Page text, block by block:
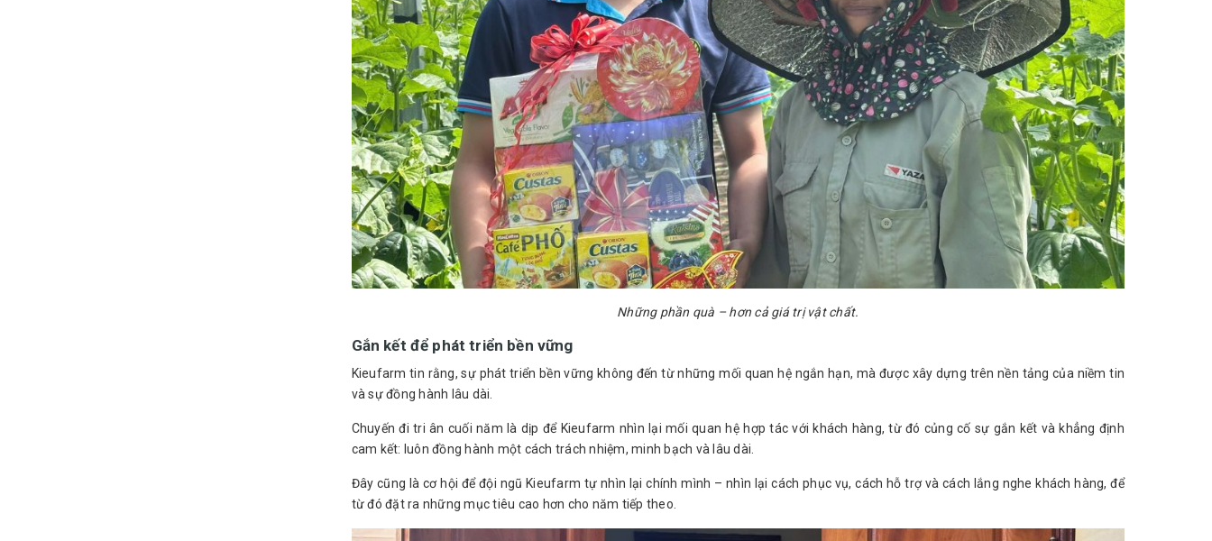
Những phần quà – hơn cả giá trị vật chất.
Gắn kết để phát triển bền vững
Kieufarm tin rằng, sự phát triển bền vững không đến từ những mối quan hệ ngắn hạn, mà được xây dựng trên nền tảng của niềm tin
và sự đồng hành lâu dài.
Chuyến đi tri ân cuối năm là dịp để Kieufarm nhìn lại mối quan hệ hợp tác với khách hàng, từ đó củng cố sự gắn kết và khẳng định
cam kết: luôn đồng hành một cách trách nhiệm, minh bạch và lâu dài.
Đây cũng là cơ hội để đội ngũ Kieufarm tự nhìn lại chính mình – nhìn lại cách phục vụ, cách hỗ trợ và cách lắng nghe khách hàng, để
từ đó đặt ra những mục tiêu cao hơn cho năm tiếp theo.